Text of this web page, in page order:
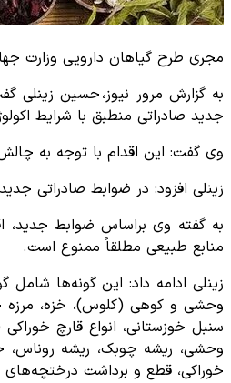
مجری طرح گیاهان دارویی وزارت
به گزارش مرور نیوز، حسین زینلی
جدید صادراتی منطبق با شرایط
وی گفت: این اقدام با توجه به
زینلی افزود: در ضوابط صادراتی
به گفته وی براساس ضوابط جدید،
منابع طبیعی مطلقاً ممنوع است.
وحشی و کوهی (کلوس)، خزه، مرزه
سنبل خوزستانی، انواع قارچ
وحشی، ریشه چوبک، ریشه روناس،
خوراکی، قطع و برداشت